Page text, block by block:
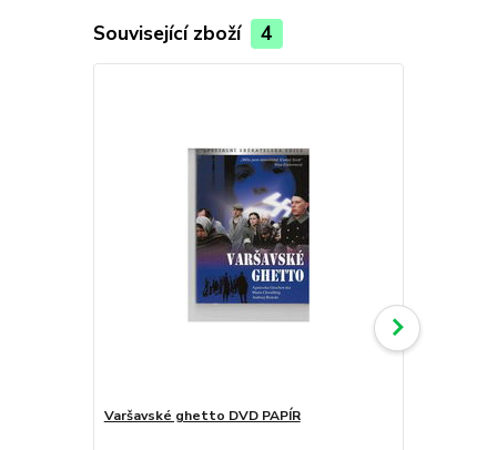
Související zboží 4
Varšavské ghetto DVD PAPÍR